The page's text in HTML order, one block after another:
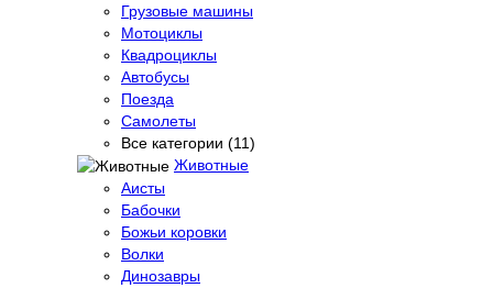
Грузовые машины
Мотоциклы
Квадроциклы
Автобусы
Поезда
Самолеты
Все категории (11)
Животные
Аисты
Бабочки
Божьи коровки
Волки
Динозавры